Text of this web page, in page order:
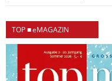
TOP ■ eMAGAZIN